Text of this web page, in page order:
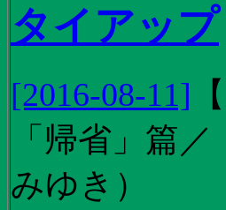
タイアップ
[2016-08-11] 【
「帰省」篇
みゆき）